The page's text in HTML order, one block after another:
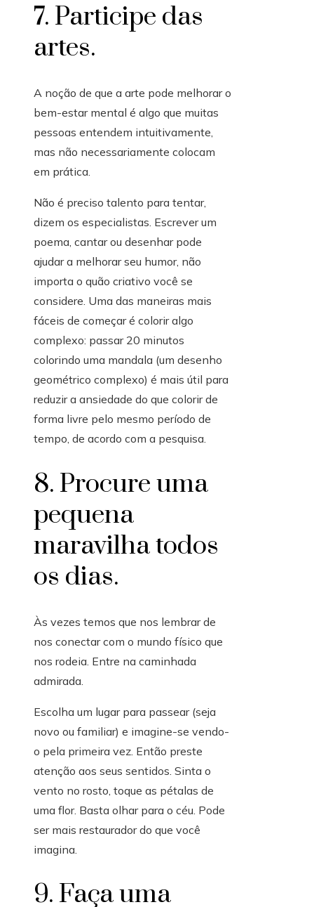
7. Participe das
artes.
A noção de que a arte pode melhorar o
bem-estar mental é algo que muitas
pessoas entendem intuitivamente,
mas não necessariamente colocam
em prática.
Não é preciso talento para tentar,
dizem os especialistas. Escrever um
poema, cantar ou desenhar pode
ajudar a melhorar seu humor, não
importa o quão criativo você se
considere. Uma das maneiras mais
fáceis de começar é colorir algo
complexo: passar 20 minutos
colorindo uma mandala (um desenho
geométrico complexo) é mais útil para
reduzir a ansiedade do que colorir de
forma livre pelo mesmo período de
tempo, de acordo com a pesquisa.
8. Procure uma
pequena
maravilha todos
os dias.
Às vezes temos que nos lembrar de
nos conectar com o mundo físico que
nos rodeia. Entre na caminhada
admirada.
Escolha um lugar para passear (seja
novo ou familiar) e imagine-se vendo-
o pela primeira vez. Então preste
atenção aos seus sentidos. Sinta o
vento no rosto, toque as pétalas de
uma flor. Basta olhar para o céu. Pode
ser mais restaurador do que você
imagina.
9. Faça uma